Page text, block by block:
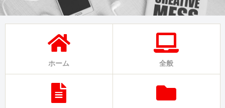
ホーム 全般